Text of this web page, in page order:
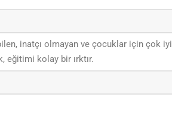
inatçı olmayan ve çocuklar için çok iyi
eğitimi kolay bir ırktır.